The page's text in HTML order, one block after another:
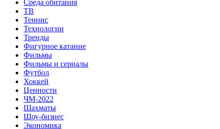
Среда обитания
ТВ
Теннис
Технологии
Тренды
Фигурное катание
Фильмы
Фильмы и сериалы
Футбол
Хоккей
Ценности
ЧМ-2022
Шахматы
Шоу-бизнес
Экономика